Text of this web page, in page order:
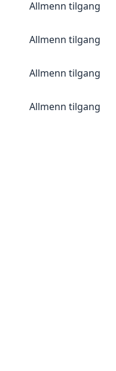
Allmenn tilgang
Allmenn tilgang
Allmenn tilgang
Allmenn tilgang